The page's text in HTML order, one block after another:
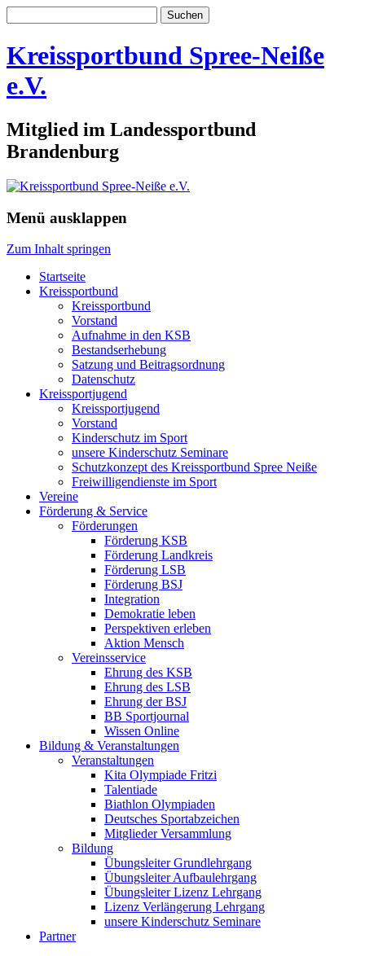
nach:
Kreissportbund Spree-Neiße
e.V.
Mitglied im Landessportbund
Brandenburg
Menü ausklappen
Zum Inhalt springen
Startseite
Kreissportbund
Kreissportbund
Vorstand
Aufnahme in den KSB
Bestandserhebung
Satzung und Beitragsordnung
Datenschutz
Kreissportjugend
Kreissportjugend
Vorstand
Kinderschutz im Sport
unsere Kinderschutz Seminare
Schutzkonzept des Kreissportbund Spree Neiße
Freiwilligendienste im Sport
Vereine
Förderung & Service
Förderungen
Förderung KSB
Förderung Landkreis
Förderung LSB
Förderung BSJ
Integration
Demokratie leben
Perspektiven erleben
Aktion Mensch
Vereinsservice
Ehrung des KSB
Ehrung des LSB
Ehrung der BSJ
BB Sportjournal
Wissen Online
Bildung & Veranstaltungen
Veranstaltungen
Kita Olympiade Fritzi
Talentiade
Biathlon Olympiaden
Deutsches Sportabzeichen
Mitglieder Versammlung
Bildung
Übungsleiter Grundlehrgang
Übungsleiter Aufbaulehrgang
Übungsleiter Lizenz Lehrgang
Lizenz Verlängerung Lehrgang
unsere Kinderschutz Seminare
Partner